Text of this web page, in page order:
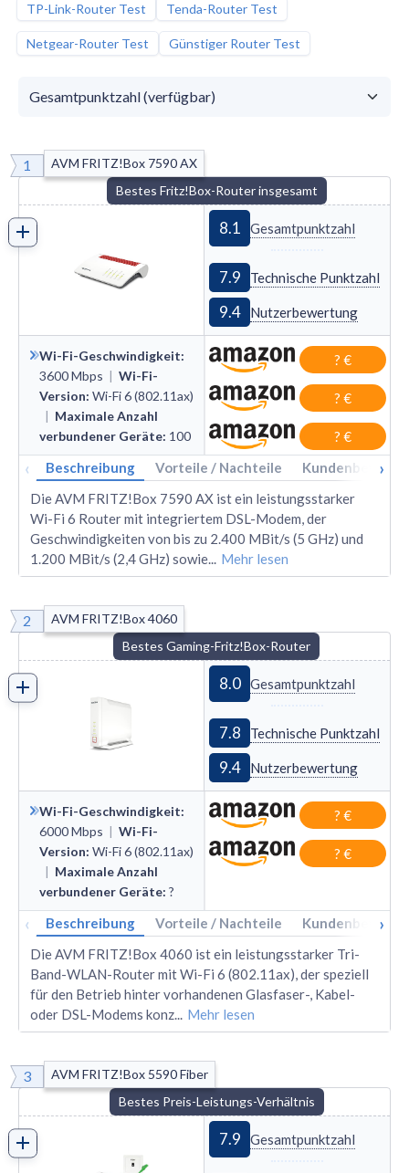
TP-Link-Router Test Tenda-Router Test
Netgear-Router Test Günstiger Router Test
1
AVM FRITZ!Box 7590 AX
Bestes Fritz!Box-Router insgesamt
8.1 Gesamtpunktzahl
7.9 Technische Punktzahl
9.4 Nutzerbewertung
Wi-Fi-Geschwindigkeit:
3600Mbps | Wi-Fi-
Version: Wi-Fi 6 (802.11ax)
| Maximale Anzahl
verbundener Geräte: 100
? €
? €
? €
‹ Beschreibung Vorteile / Nachteile ›
Die AVM FRITZ!Box 7590 AX ist ein leistungsstarker
Wi-Fi 6 Router mit integriertem DSL-Modem, der
Geschwindigkeiten von bis zu 2.400 MBit/s (5 GHz) und
1.200 MBit/s (2,4 GHz) sowie... Mehr lesen
2
AVM FRITZ!Box 4060
Bestes Gaming-Fritz!Box-Router
8.0 Gesamtpunktzahl
7.8 Technische Punktzahl
9.4 Nutzerbewertung
Wi-Fi-Geschwindigkeit:
6000Mbps | Wi-Fi-
Version: Wi-Fi 6 (802.11ax)
| Maximale Anzahl
verbundener Geräte: ?
? €
? €
‹ Beschreibung Vorteile / Nachteile ›
Die AVM FRITZ!Box 4060 ist ein leistungsstarker Tri-
Band-WLAN-Router mit Wi-Fi 6 (802.11ax), der speziell
für den Betrieb hinter vorhandenen Glasfaser-, Kabel-
oder DSL-Modems konz... Mehr lesen
3
AVM FRITZ!Box 5590 Fiber
Bestes Preis-Leistungs-Verhältnis
7.9 Gesamtpunktzahl